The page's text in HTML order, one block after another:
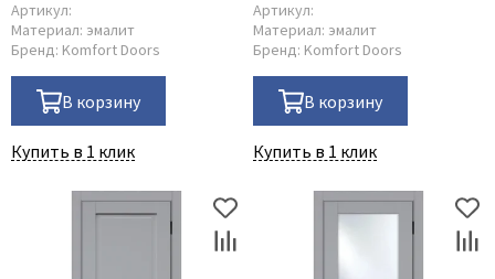
Артикул:
Материал: эмалит
Бренд: Komfort Doors
В корзину
Купить в 1 клик
Артикул:
Материал: эмалит
Бренд: Komfort Doors
В корзину
Купить в 1 клик